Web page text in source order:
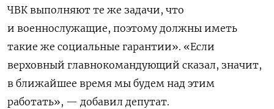
ЧВК выполняют те же задачи, что
и военнослужащие, поэтому должны иметь
такие же социальные гарантии». «Если
верховный главнокомандующий сказал, значит,
в ближайшее время мы будем над этим
работать», — добавил депутат.